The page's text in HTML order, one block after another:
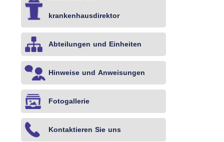
krankenhausdirektor
Abteilungen und Einheiten
Hinweise und Anweisungen
Fotogallerie
Kontaktieren Sie uns